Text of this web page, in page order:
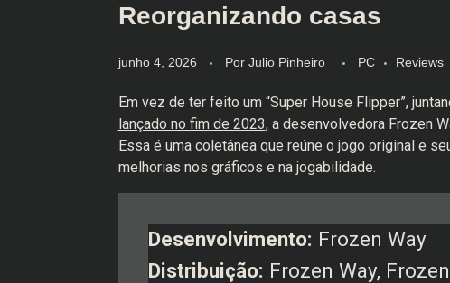
Reorganizando casas
junho 4, 2026 Por Julio Pinheiro PC Reviews
Em vez de ter feito um “Super House Flipper”,
lançado no fim de 2023, a desenvolvedora Frozen
Essa é uma coletânea que reúne o jogo original e
melhorias nos gráficos e na jogabilidade.
Desenvolvimento: Frozen Way
Distribuição: Frozen Way,